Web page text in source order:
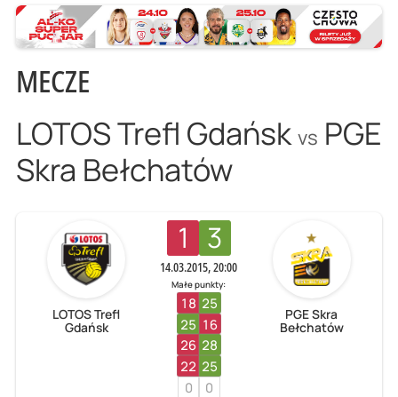
MECZE
LOTOS Trefl Gdańskvs PGE
Skra Bełchatów
LOTOS Trefl
Gdańsk
1 3
14.03.2015, 20:00
Małe punkty:
18 25
25 16
26 28
22 25
0
0
PGE Skra
Bełchatów